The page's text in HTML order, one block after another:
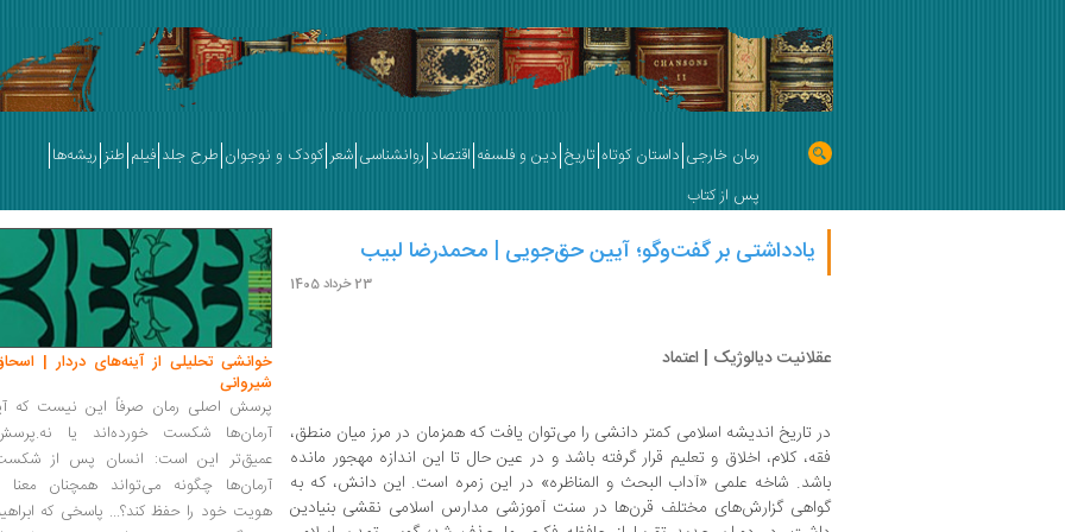
رمان خارجی داستان کوتاه تاریخ دین و فلسفه اقتصاد روانشناسی شعر کودک و نوجوان طرح جلد فیلم طنز ریشه‌ها
پس از کتاب
یادداشتی بر گفت‌وگو؛ آیین حق‌جویی | محمدرضا لبیب
23 خرداد 1405
عقلانیت دیالوژیک | اعتماد
در تاریخ اندیشه اسلامی کمتر دانشی را می‌توان یافت که همزمان در مرز میان منطق،
فقه، کلام، اخلاق و تعلیم قرار گرفته باشد و در عین حال تا این اندازه مهجور مانده
باشد. شاخه علمی «آداب البحث و المناظره» در این زمره است. این دانش، که به
گواهی گزارش‌های مختلف قرن‌ها در سنت آموزشی مدارس اسلامی نقشی بنیادین
خوانشی تحلیلی از آینه‌های دردار |
شیروانی
پرسش اصلی رمان صرفاً این نیست که
آرمان‌ها شکست خورده‌اند یا
عمیق‌تر این است: انسان پس از
آرمان‌ها چگونه می‌تواند همچنان معنا
هویت خود را حفظ کند؟... پاسخی که